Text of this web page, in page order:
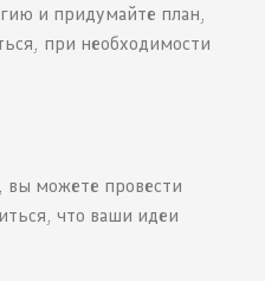
и придумайте план,
при необходимости
вы можете провести
что ваши идеи